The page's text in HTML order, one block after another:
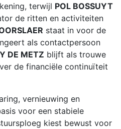
terwijl POL BOSSUYT
de ritten en activiteiten
staat in voor de
als contactpersoon
DE METZ blijft als trouwe
de financiële continuïteit
vernieuwing en
voor een stabiele
kiest bewust voor